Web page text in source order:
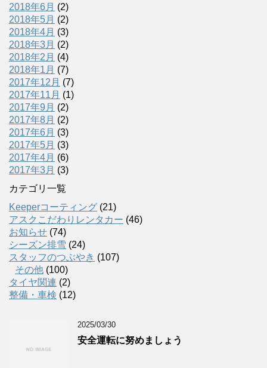
2018年6月 (2)
2018年5月 (2)
2018年4月 (3)
2018年3月 (2)
2018年2月 (4)
2018年1月 (7)
2017年12月 (7)
2017年11月 (1)
2017年9月 (2)
2017年8月 (2)
2017年6月 (3)
2017年5月 (3)
2017年4月 (6)
2017年3月 (3)
カテゴリ一覧
Keeperコーティング (21)
アスクこだわりレンタカー (46)
お知らせ (74)
シーズン排雪 (24)
スタッフのつぶやき (107)
その他 (100)
タイヤ関連 (2)
整備・車検 (12)
2025/03/30
安全運転に努めましょう